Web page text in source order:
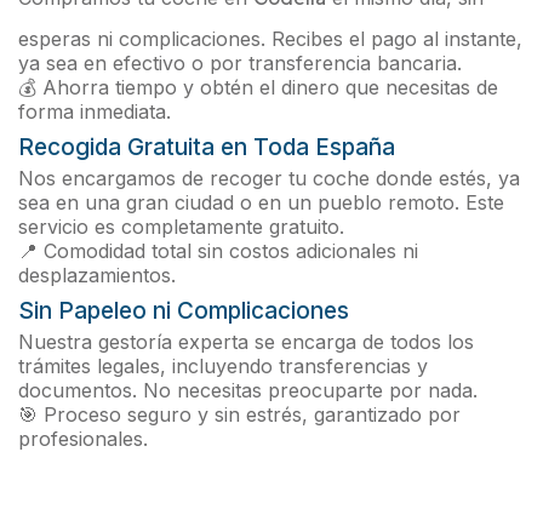
esperas ni complicaciones. Recibes el pago al instante,
ya sea en efectivo o por transferencia bancaria.
💰 Ahorra tiempo y obtén el dinero que necesitas de
forma inmediata.
Recogida Gratuita en Toda España
Nos encargamos de recoger tu coche donde estés, ya
sea en una gran ciudad o en un pueblo remoto. Este
servicio es completamente gratuito.
📍 Comodidad total sin costos adicionales ni
desplazamientos.
Sin Papeleo ni Complicaciones
Nuestra gestoría experta se encarga de todos los
trámites legales, incluyendo transferencias y
documentos. No necesitas preocuparte por nada.
🎯 Proceso seguro y sin estrés, garantizado por
profesionales.